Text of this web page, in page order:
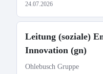
24.07.2026
Leitung (soziale)
Innovation (gn)
Ohlebusch Gruppe